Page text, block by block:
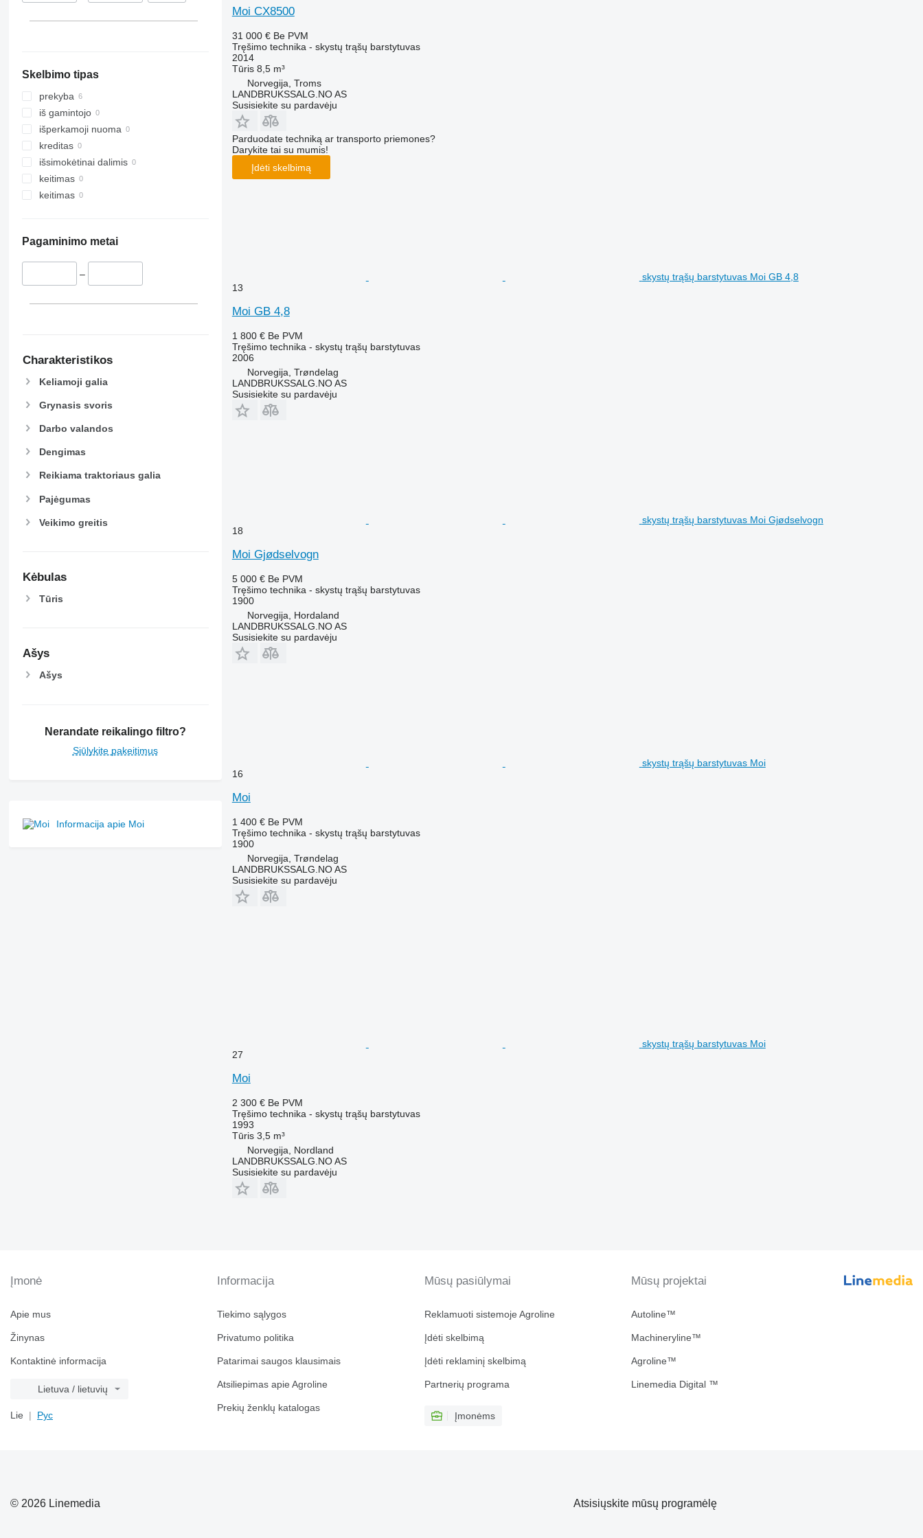
Skelbimo tipas
prekyba
iš gamintojo
išperkamoji nuoma
kreditas
išsimokėtinai dalimis
keitimas
keitimas
Pagaminimo metai
–
Charakteristikos
Keliamoji galia
Grynasis svoris
Darbo valandos
Dengimas
Reikiama traktoriaus galia
Pajėgumas
Veikimo greitis
Kėbulas
Tūris
Ašys
Ašys
Nerandate reikalingo filtro?
Siūlykite pakeitimus
Informacija apie Moi
Moi CX8500
31 000 € Be PVM
Tręšimo technika - skystų trąšų barstytuvas
2014
Tūris 8,5 m³
Norvegija, Troms
LANDBRUKSSALG.NO AS
Susisiekite su pardavėju
Parduodate techniką ar transporto priemones?
Darykite tai su mumis!
Įdėti skelbimą
skystų trąšų barstytuvas Moi GB 4,8
13
Moi GB 4,8
1 800 € Be PVM
Tręšimo technika - skystų trąšų barstytuvas
2006
Norvegija, Trøndelag
LANDBRUKSSALG.NO AS
Susisiekite su pardavėju
skystų trąšų barstytuvas Moi Gjødselvogn
18
Moi Gjødselvogn
5 000 € Be PVM
Tręšimo technika - skystų trąšų barstytuvas
1900
Norvegija, Hordaland
LANDBRUKSSALG.NO AS
Susisiekite su pardavėju
skystų trąšų barstytuvas Moi
16
Moi
1 400 € Be PVM
Tręšimo technika - skystų trąšų barstytuvas
1900
Norvegija, Trøndelag
LANDBRUKSSALG.NO AS
Susisiekite su pardavėju
skystų trąšų barstytuvas Moi
27
Moi
2 300 € Be PVM
Tręšimo technika - skystų trąšų barstytuvas
1993
Tūris 3,5 m³
Norvegija, Nordland
LANDBRUKSSALG.NO AS
Susisiekite su pardavėju
Įmonė
Apie mus
Žinynas
Kontaktinė informacija
Lietuva / lietuvių
Lie Рус
Informacija
Tiekimo sąlygos
Privatumo politika
Patarimai saugos klausimais
Atsiliepimas apie Agroline
Prekių ženklų katalogas
Mūsų pasiūlymai
Reklamuoti sistemoje Agroline
Įdėti skelbimą
Įdėti reklaminį skelbimą
Partnerių programa
Įmonėms
Mūsų projektai
Autoline™
Machineryline™
Agroline™
Linemedia Digital ™
© 2026 Linemedia Atsisiųskite mūsų programėlę